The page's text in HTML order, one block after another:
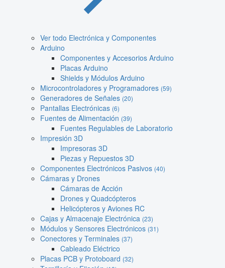
Ver todo Electrónica y Componentes
Arduino
Componentes y Accesorios Arduino
Placas Arduino
Shields y Módulos Arduino
Microcontroladores y Programadores (59)
Generadores de Señales (20)
Pantallas Electrónicas (6)
Fuentes de Alimentación (39)
Fuentes Regulables de Laboratorio
Impresión 3D
Impresoras 3D
Piezas y Repuestos 3D
Componentes Electrónicos Pasivos (40)
Cámaras y Drones
Cámaras de Acción
Drones y Quadcópteros
Helicópteros y Aviones RC
Cajas y Almacenaje Electrónica (23)
Módulos y Sensores Electrónicos (31)
Conectores y Terminales (37)
Cableado Eléctrico
Placas PCB y Protoboard (32)